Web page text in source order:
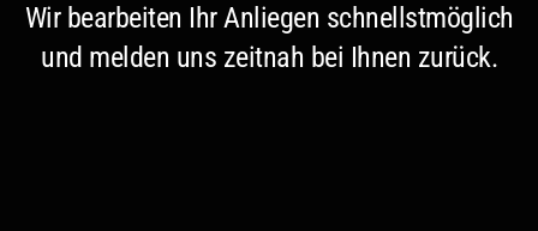
Wir bearbeiten Ihr Anliegen schnellstmöglich
und melden uns zeitnah bei Ihnen zurück.